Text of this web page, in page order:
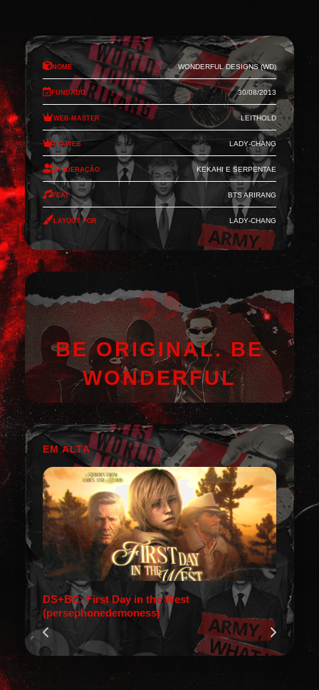
Nome Wonderful Designs (WD)
Fundado 30/08/2013
Web-Master Leithold
Co-Web Lady-Chang
Moderação Kekahi e Serpentae
Feat BTS Arirang
Layout por Lady-Chang
BE ORIGINAL. BE
WONDERFUL
EM ALTA
DS+BC: First Day in the West
(persephonedemoness)